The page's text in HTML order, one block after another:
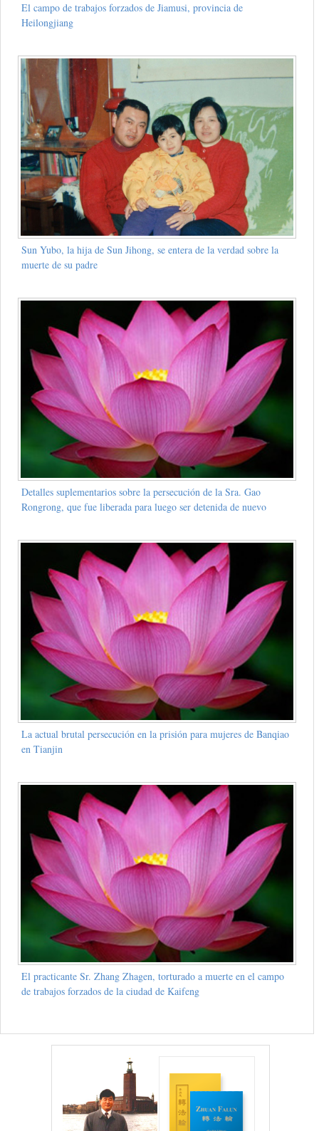
El campo de trabajos forzados de Jiamusi, provincia de
Heilongjiang
Sun Yubo, la hija de Sun Jihong, se entera de la verdad sobre la
muerte de su padre
Detalles suplementarios sobre la persecución de la Sra. Gao
Rongrong, que fue liberada para luego ser detenida de nuevo
La actual brutal persecución en la prisión para mujeres de Banqiao
en Tianjin
El practicante Sr. Zhang Zhagen, torturado a muerte en el campo
de trabajos forzados de la ciudad de Kaifeng